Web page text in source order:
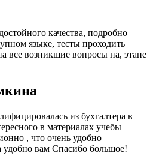
качества, подробно
языке, тесты проходить
все возникшие вопросы на, этапе
из бухгалтера в
в материалах учебы
, что очень удобно
удобно вам Спасибо большое!